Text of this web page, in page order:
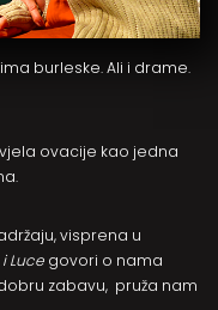
burleske. Ali i drame.
ovacije kao jedna
visprena u
i Luce govori o nama
zabavu, pruža nam